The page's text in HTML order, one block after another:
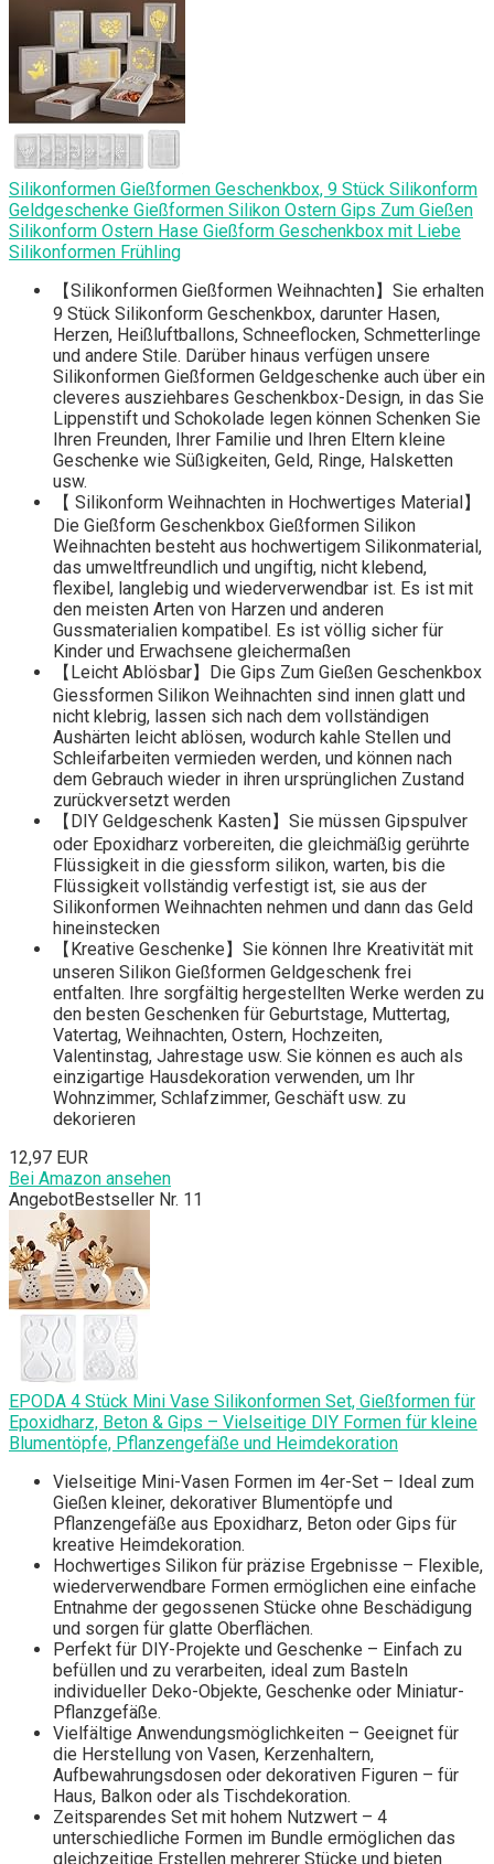
Silikonformen Gießformen Geschenkbox, 9 Stück Silikonform
Geldgeschenke Gießformen Silikon Ostern Gips Zum Gießen
Silikonform Ostern Hase Gießform Geschenkbox mit Liebe
Silikonformen Frühling
【Silikonformen Gießformen Weihnachten】Sie erhalten
9 Stück Silikonform Geschenkbox, darunter Hasen,
Herzen, Heißluftballons, Schneeflocken, Schmetterlinge
und andere Stile. Darüber hinaus verfügen unsere
Silikonformen Gießformen Geldgeschenke auch über ein
cleveres ausziehbares Geschenkbox-Design, in das Sie
Lippenstift und Schokolade legen können Schenken Sie
Ihren Freunden, Ihrer Familie und Ihren Eltern kleine
Geschenke wie Süßigkeiten, Geld, Ringe, Halsketten
usw.
【 Silikonform Weihnachten in Hochwertiges Material】
Die Gießform Geschenkbox Gießformen Silikon
Weihnachten besteht aus hochwertigem Silikonmaterial,
das umweltfreundlich und ungiftig, nicht klebend,
flexibel, langlebig und wiederverwendbar ist. Es ist mit
den meisten Arten von Harzen und anderen
Gussmaterialien kompatibel. Es ist völlig sicher für
Kinder und Erwachsene gleichermaßen
【Leicht Ablösbar】Die Gips Zum Gießen Geschenkbox
Giessformen Silikon Weihnachten sind innen glatt und
nicht klebrig, lassen sich nach dem vollständigen
Aushärten leicht ablösen, wodurch kahle Stellen und
Schleifarbeiten vermieden werden, und können nach
dem Gebrauch wieder in ihren ursprünglichen Zustand
zurückversetzt werden
【DIY Geldgeschenk Kasten】Sie müssen Gipspulver
oder Epoxidharz vorbereiten, die gleichmäßig gerührte
Flüssigkeit in die giessform silikon, warten, bis die
Flüssigkeit vollständig verfestigt ist, sie aus der
Silikonformen Weihnachten nehmen und dann das Geld
hineinstecken
【Kreative Geschenke】Sie können Ihre Kreativität mit
unseren Silikon Gießformen Geldgeschenk frei
entfalten. Ihre sorgfältig hergestellten Werke werden zu
den besten Geschenken für Geburtstage, Muttertag,
Vatertag, Weihnachten, Ostern, Hochzeiten,
Valentinstag, Jahrestage usw. Sie können es auch als
einzigartige Hausdekoration verwenden, um Ihr
Wohnzimmer, Schlafzimmer, Geschäft usw. zu
dekorieren
12,97 EUR
Bei Amazon ansehen
AngebotBestseller Nr. 11
EPODA 4 Stück Mini Vase Silikonformen Set, Gießformen für
Epoxidharz, Beton & Gips – Vielseitige DIY Formen für kleine
Blumentöpfe, Pflanzengefäße und Heimdekoration
Vielseitige Mini-Vasen Formen im 4er-Set – Ideal zum
Gießen kleiner, dekorativer Blumentöpfe und
Pflanzengefäße aus Epoxidharz, Beton oder Gips für
kreative Heimdekoration.
Hochwertiges Silikon für präzise Ergebnisse – Flexible,
wiederverwendbare Formen ermöglichen eine einfache
Entnahme der gegossenen Stücke ohne Beschädigung
und sorgen für glatte Oberflächen.
Perfekt für DIY-Projekte und Geschenke – Einfach zu
befüllen und zu verarbeiten, ideal zum Basteln
individueller Deko-Objekte, Geschenke oder Miniatur-
Pflanzgefäße.
Vielfältige Anwendungsmöglichkeiten – Geeignet für
die Herstellung von Vasen, Kerzenhaltern,
Aufbewahrungsdosen oder dekorativen Figuren – für
Haus, Balkon oder als Tischdekoration.
Zeitsparendes Set mit hohem Nutzwert – 4
unterschiedliche Formen im Bundle ermöglichen das
gleichzeitige Erstellen mehrerer Stücke und bieten